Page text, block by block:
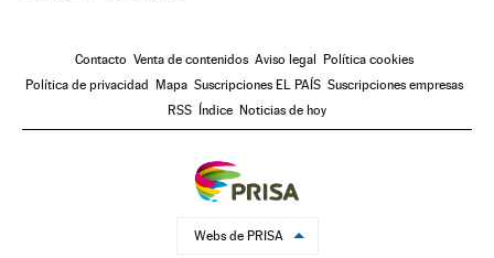
Contacto Venta de contenidos Aviso legal Política cookies
Política de privacidad Mapa Suscripciones EL PAÍS Suscripciones empresas
RSS Índice Noticias de hoy
Webs de PRISA